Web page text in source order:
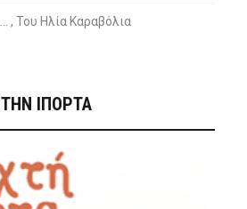
, Του Ηλία Καραβόλια
IΠΟΡΤΑ